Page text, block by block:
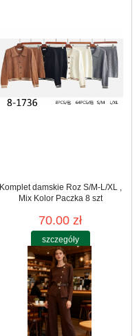
Komplet damskie Roz S/M-L/XL ,
Mix Kolor Paczka 8 szt
70.00 zł
szczegóły